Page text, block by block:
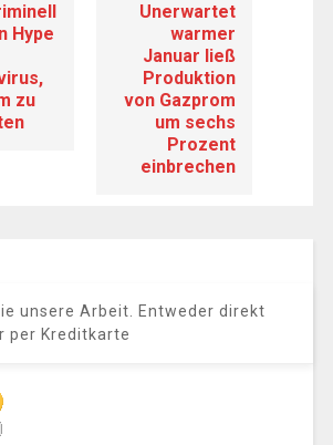
Hype
zu
Unerwartet
warmer
Januar ließ
Produktion
von Gazprom
um sechs
Prozent
einbrechen
unsere Arbeit. Entweder direkt
per Kreditkarte